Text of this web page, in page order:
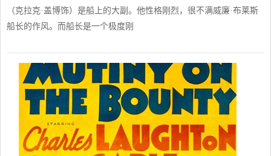
（克拉克·盖博饰）是船上的大副。他性格刚烈，很不满威廉·布莱斯
船长的作风。而船长是一个极度刚